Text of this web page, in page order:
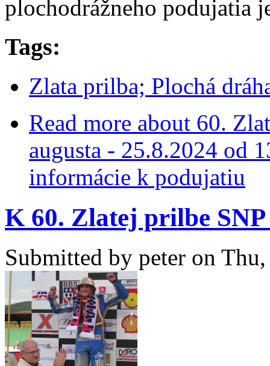
plochodrážneho podujatia
Tags:
Zlata prilba; Plochá
Read more about 60.
augusta - 25.8.2024 od
informácie k podujatiu
K 60. Zlatej prilbe
Submitted by peter on